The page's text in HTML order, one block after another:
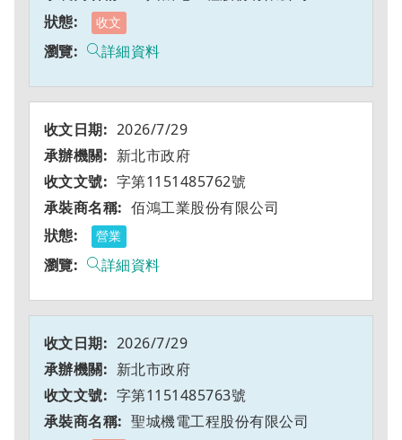
收文
詳細資料
2026/7/29
新北市政府
字第1151485762號
佰鴻工業股份有限公司
營業
詳細資料
2026/7/29
新北市政府
字第1151485763號
聖城機電工程股份有限公司